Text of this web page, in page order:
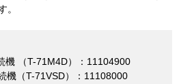
。
機 （T-71M4D）：11104900
機（T-71VSD）：11108000